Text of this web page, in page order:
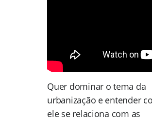
Quer dominar o tema da
urbanização e entender
ele se relaciona com as